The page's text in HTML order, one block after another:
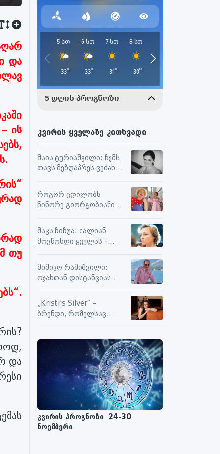
და
ის
თუ
და
კვირის ყველაზე კითხვადი
მაია ტურიაშვილი: ჩემს
თავს მეზღაპრეს ვეძახი,
ურთიერთობებსა და
შემოქმედებით
მუშაობაში
როგორ ცდილობს
ნინორე გიორგობიანი
მაქსიმალური
სიამოვნების მიღებას და
მოქმედებს თუ არა მასზე
მაკა ჩიჩუა: ძალიან
მოვწონდი ყველას -
გარეთ
მიშიკო რამიშვილი:
ოჯახთან დისტანციას
გრძელდება
„Kristi's Silver“ –
ბრენდი, რომელსაც
კვირის პროგნოზი 24-30
ნოემბერი